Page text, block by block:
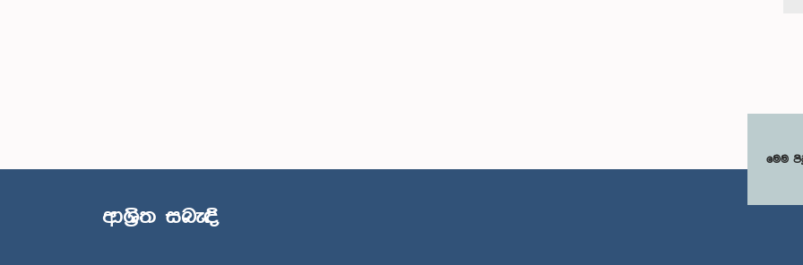
මෙම
ආශ්‍රිත සබැඳි